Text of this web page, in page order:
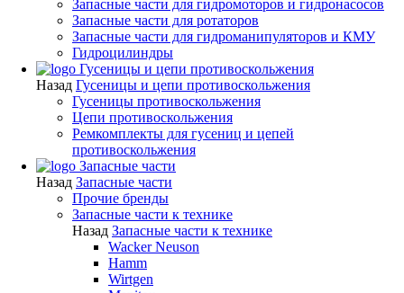
Запасные части для гидромоторов и гидронасосов
Запасные части для ротаторов
Запасные части для гидроманипуляторов и КМУ
Гидроцилиндры
Гусеницы и цепи противоскольжения
Назад Гусеницы и цепи противоскольжения
Гусеницы противоскольжения
Цепи противоскольжения
Ремкомплекты для гусениц и цепей
противоскольжения
Запасные части
Назад Запасные части
Прочие бренды
Запасные части к технике
Назад Запасные части к технике
Wacker Neuson
Hamm
Wirtgen